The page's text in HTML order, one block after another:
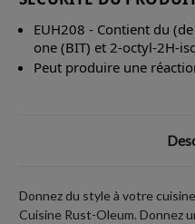
EUH208 - Contient du
one (BIT) et 2-octyl-2H-
Peut produire une
Donnez du style à votre
Cuisine Rust-Oleum. Donnez